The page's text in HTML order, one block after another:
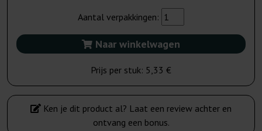
Aantal verpakkingen:
Naar winkelwagen
Prijs per stuk: 5,33 €
Ken je dit product al? Laat een review achter en
ontvang een bonus.